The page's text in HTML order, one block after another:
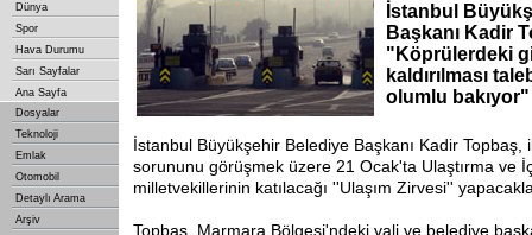
Dünya
Spor
Hava Durumu
Sarı Sayfalar
Ana Sayfa
Dosyalar
Teknoloji
Emlak
Otomobil
Detaylı Arama
Arşiv
İstanbul
Başkanı Kadir
"Köprülerdeki
kaldırılması
olumlu
İstanbul Büyükşehir Belediye Başkanı Kadir Topbaş,
sorununu görüşmek üzere 21 Ocak'ta Ulaştırma ve
milletvekillerinin katılacağı ''Ulaşım Zirvesi''
Topbaş, Marmara Bölgesi'ndeki vali ve belediye